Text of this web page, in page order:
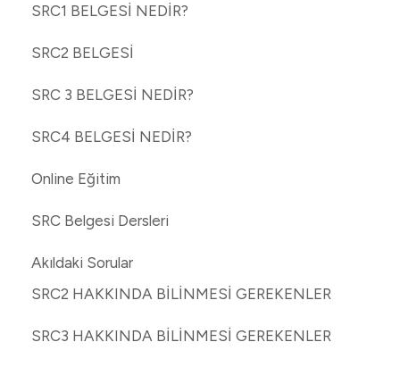
SRC1 BELGESİ NEDİR?
SRC2 BELGESİ
SRC 3 BELGESİ NEDİR?
SRC4 BELGESİ NEDİR?
Online Eğitim
SRC Belgesi Dersleri
Akıldaki Sorular
SRC2 HAKKINDA BİLİNMESİ GEREKENLER
SRC3 HAKKINDA BİLİNMESİ GEREKENLER